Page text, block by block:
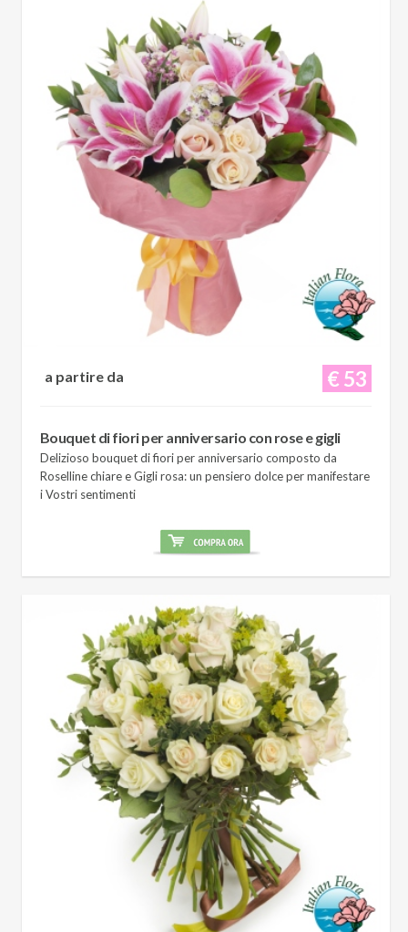
€ 53
a partire da
Bouquet di fiori per anniversario con rose e gigli
Delizioso bouquet di fiori per anniversario composto da
Roselline chiare e Gigli rosa: un pensiero dolce per manifestare
i Vostri sentimenti